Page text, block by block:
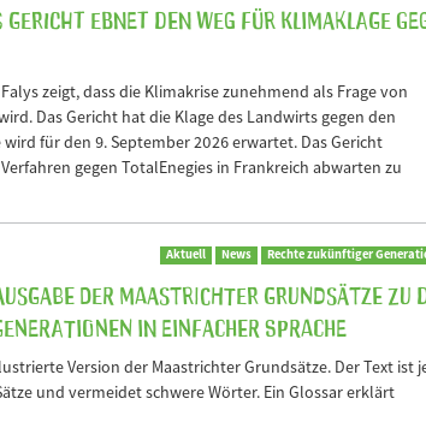
Gericht ebnet den Weg für Klimaklage
zeigt, dass die Klimakrise zunehmend als Frage von
Das Gericht hat die Klage des Landwirts gegen den
für den 9. September 2026 erwartet. Das Gericht
gegen TotalEnegies in Frankreich abwarten zu
Aktuell News Rechte zukünftiger
der Maastrichter Grundsätze zu
in Einfacher Sprache
Version der Maastrichter Grundsätze. Der Text ist
und vermeidet schwere Wörter. Ein Glossar erklärt